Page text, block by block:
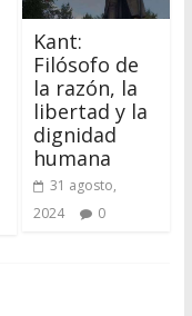
Kant:
Filósofo de
la razón, la
libertad y la
dignidad
humana
31 agosto,
2024
0